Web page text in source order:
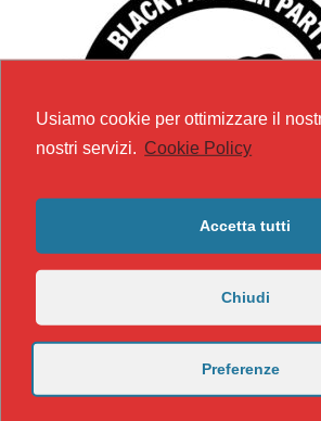
https://nicomaccentelli.substack.com/
Usiamo cookie per ottimizzare il
nostri servizi. Cookie Policy
Accetta tutti
Chiudi
Preferenze